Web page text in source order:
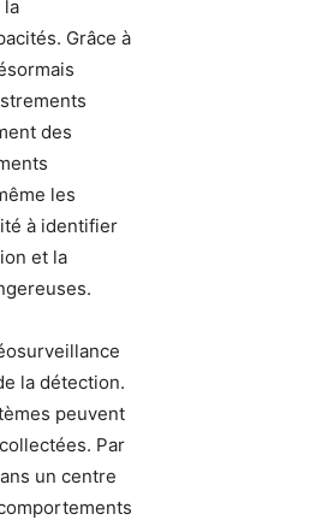
la
Grâce à
des
les
à identifier
et la
la détection.
peuvent
Par
un centre